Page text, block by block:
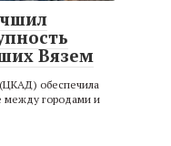
Вязем
(ЦКАД) обеспечила
между городами и